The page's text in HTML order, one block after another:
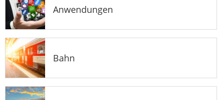
Anwendungen
Bahn